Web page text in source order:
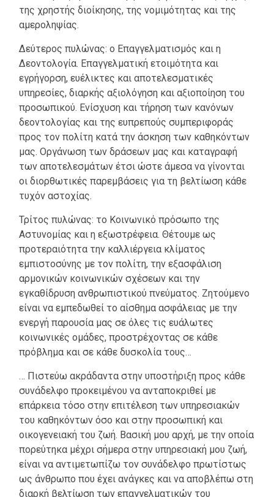
της χρηστής διοίκησης, της νομιμότητας και της
αμεροληψίας.
Δεύτερος πυλώνας: ο Επαγγελματισμός και η
Δεοντολογία. Επαγγελματική ετοιμότητα και
εγρήγορση, ευέλικτες και αποτελεσματικές
υπηρεσίες, διαρκής αξιολόγηση και αξιοποίηση του
προσωπικού. Ενίσχυση και τήρηση των κανόνων
δεοντολογίας και της ευπρεπούς συμπεριφοράς
προς τον πολίτη κατά την άσκηση των καθηκόντων
μας. Οργάνωση των δράσεων μας και καταγραφή
των αποτελεσμάτων έτσι ώστε άμεσα να γίνονται
οι διορθωτικές παρεμβάσεις για τη βελτίωση κάθε
τυχόν αστοχίας.
Τρίτος πυλώνας: το Κοινωνικό πρόσωπο της
Αστυνομίας και η εξωστρέφεια. Θέτουμε ως
προτεραιότητα την καλλιέργεια κλίματος
εμπιστοσύνης με τον πολίτη, την εξασφάλιση
αρμονικών κοινωνικών σχέσεων και την
εγκαθίδρυση ανθρωπιστικού πνεύματος. Ζητούμενο
είναι να εμπεδωθεί το αίσθημα ασφάλειας με την
ενεργή παρουσία μας σε όλες τις ευάλωτες
κοινωνικές ομάδες, προστρέχοντας σε κάθε
πρόβλημα και σε κάθε δυσκολία τους…
… Πιστεύω ακράδαντα στην υποστήριξη προς κάθε
συνάδελφο προκειμένου να ανταποκριθεί με
επάρκεια τόσο στην επιτέλεση των υπηρεσιακών
του καθηκόντων όσο και στην προσωπική και
οικογενειακή του ζωή. Βασική μου αρχή, με την οποία
πορεύτηκα μέχρι σήμερα στην υπηρεσιακή μου ζωή,
είναι να αντιμετωπίζω τον συνάδελφο πρωτίστως
ως άνθρωπο που έχει ανάγκες και να αποβλέπω στη
διαρκή βελτίωση των επαγγελματικών του